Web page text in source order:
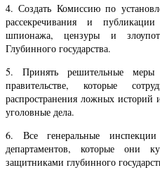
4. Создать Комиссию по
рассекречивания и
шпионажа, цензуры и
Глубинного государства.
5. Принять решительные
правительстве, которые
распространения ложных
уголовные дела.
6. Все генеральные
департаментов, которые они
защитниками глубинного